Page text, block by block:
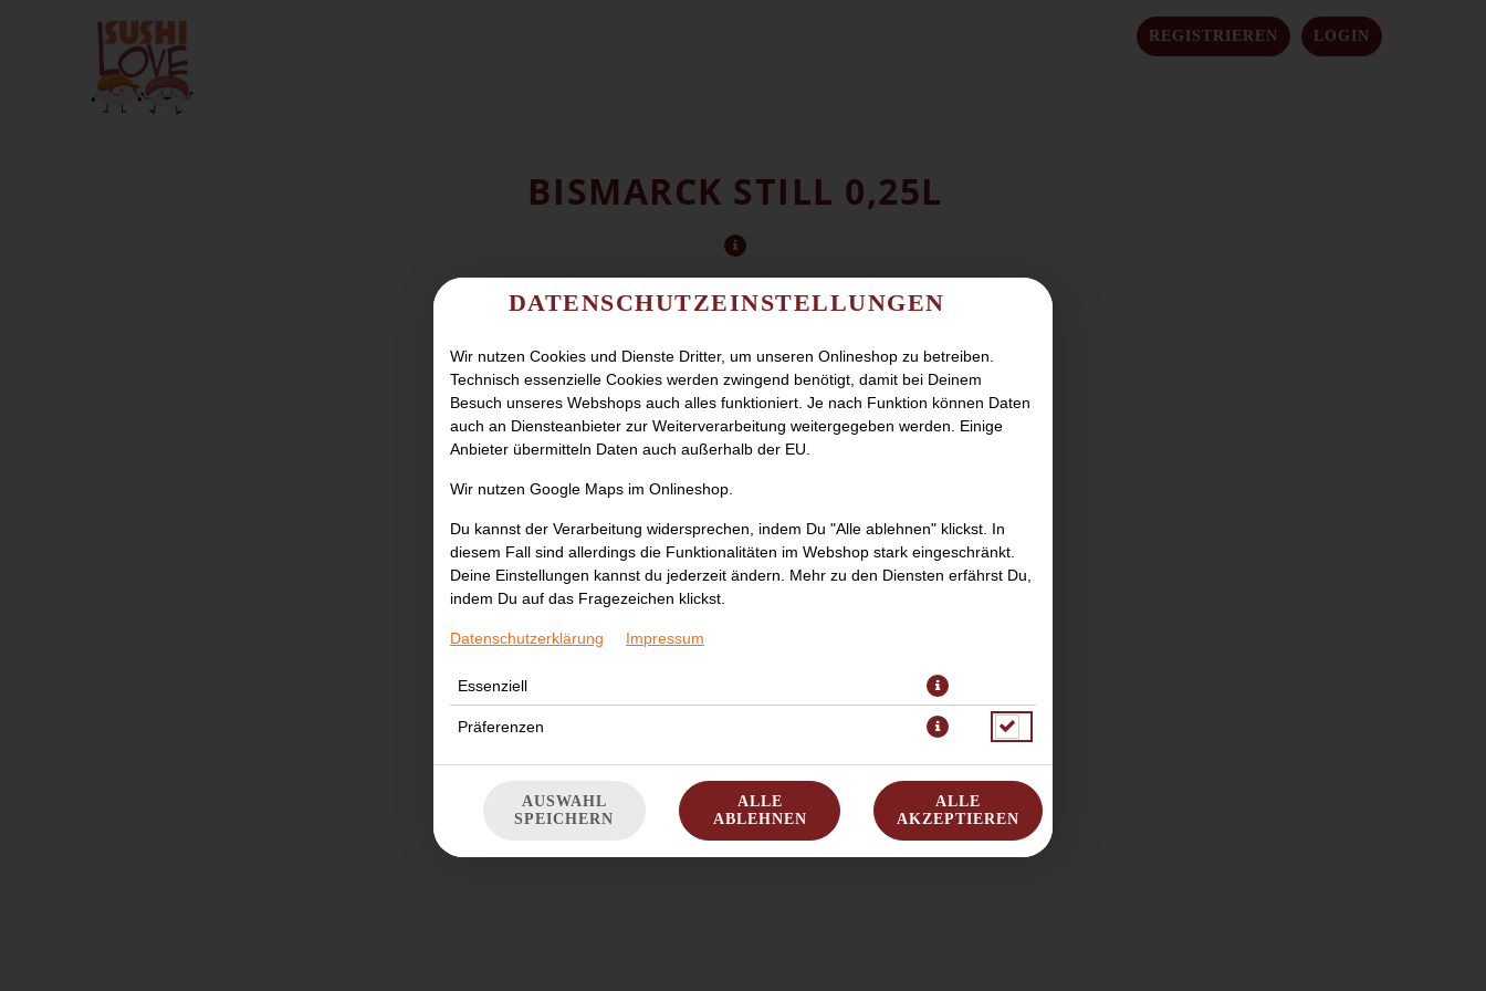
REGISTRIEREN LOGIN
BISMARCK STILL 0,25L
DATENSCHUTZEINSTELLUNGEN
Wir nutzen Cookies und Dienste Dritter, um unseren Onlineshop zu betreiben.
Technisch essenzielle Cookies werden zwingend benötigt, damit bei Deinem
Besuch unseres Webshops auch alles funktioniert. Je nach Funktion können Daten
auch an Diensteanbieter zur Weiterverarbeitung weitergegeben werden. Einige
Anbieter übermitteln Daten auch außerhalb der EU.
Wir nutzen Google Maps im Onlineshop.
Du kannst der Verarbeitung widersprechen, indem Du "Alle ablehnen" klickst. In
diesem Fall sind allerdings die Funktionalitäten im Webshop stark eingeschränkt.
Deine Einstellungen kannst du jederzeit ändern. Mehr zu den Diensten erfährst Du,
indem Du auf das Fragezeichen klickst.
Datenschutzerklärung Impressum
Essenziell
Präferenzen
AUSWAHL
SPEICHERN
ALLE
ABLEHNEN
ALLE
AKZEPTIEREN